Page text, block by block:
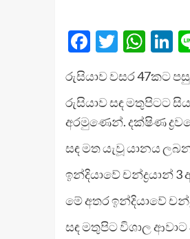
Facebook
Twitter
රුසියාව වසර 47කට
රුසියාව සඳ මතුපිටට
අරමුණෙන්. දක්ෂිණ
සඳ මත යැවූ යානය
ඉන්දියාවේ චන්ද්‍රයාන්
මේ අතර ඉන්දියාවේ
සඳ මතුපිට විශාල